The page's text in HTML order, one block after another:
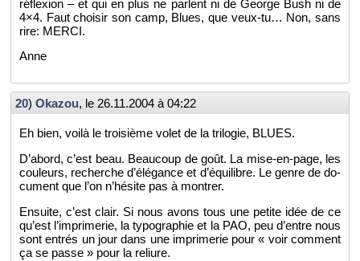
ré­flexion – et qui en plus ne parlent ni de George Bush ni de
4×4. Faut choi­sir son camp, Blues, que veux-tu… Non, sans
rire: MERCI.
Anne
20) Oka­zou, le 26.11.2004 à 04:22
Eh bien, voilà le troi­sième volet de la tri­lo­gie, BLUES.
D’abord, c’est beau. Beau­coup de goût. La mise-en-page, les
cou­leurs, re­cherche d’élé­gance et d’équi­libre. Le genre de do­
cu­ment que l’on n’hé­site pas à mon­trer.
En­suite, c’est clair. Si nous avons tous une pe­tite idée de ce
qu’est l’im­pri­me­rie, la ty­po­gra­phie et la PAO, peu d’entre nous
sont en­trés un jour dans une im­pri­me­rie pour « voir com­ment
ça se passe » pour la re­liure.